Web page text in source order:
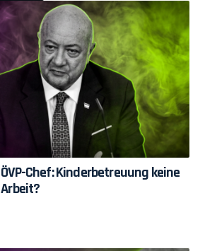
ÖVP-Chef: Kinderbetreuung keine
Arbeit?